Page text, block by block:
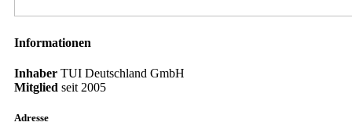
Informationen
Inhaber TUI Deutschland GmbH
Mitglied seit 2005
Adresse